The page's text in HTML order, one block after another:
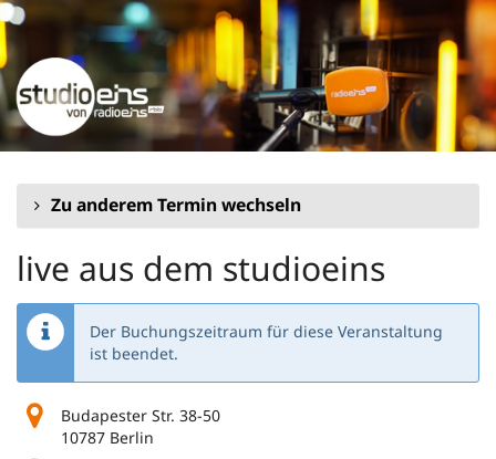
Zum
Inhalt
springen
Zu anderem Termin wechseln
live aus dem studioeins
Der Buchungszeitraum für diese Veranstaltung
ist beendet.
Budapester Str. 38-50
10787 Berlin